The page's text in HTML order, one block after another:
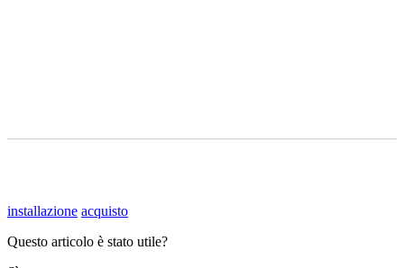
installazione acquisto
Questo articolo è stato utile?